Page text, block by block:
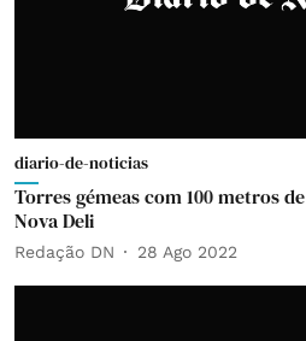
diario-de-noticias
Torres gémeas com 100 metros
Nova Deli
Redação DN 28 Ago 2022